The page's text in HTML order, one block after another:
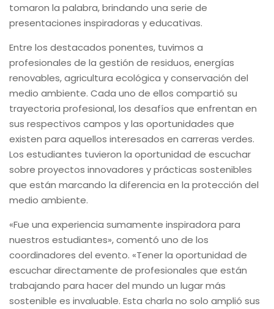
tomaron la palabra, brindando una serie de
presentaciones inspiradoras y educativas.
Entre los destacados ponentes, tuvimos a
profesionales de la gestión de residuos, energías
renovables, agricultura ecológica y conservación del
medio ambiente. Cada uno de ellos compartió su
trayectoria profesional, los desafíos que enfrentan en
sus respectivos campos y las oportunidades que
existen para aquellos interesados en carreras verdes.
Los estudiantes tuvieron la oportunidad de escuchar
sobre proyectos innovadores y prácticas sostenibles
que están marcando la diferencia en la protección del
medio ambiente.
«Fue una experiencia sumamente inspiradora para
nuestros estudiantes», comentó uno de los
coordinadores del evento. «Tener la oportunidad de
escuchar directamente de profesionales que están
trabajando para hacer del mundo un lugar más
sostenible es invaluable. Esta charla no solo amplió sus